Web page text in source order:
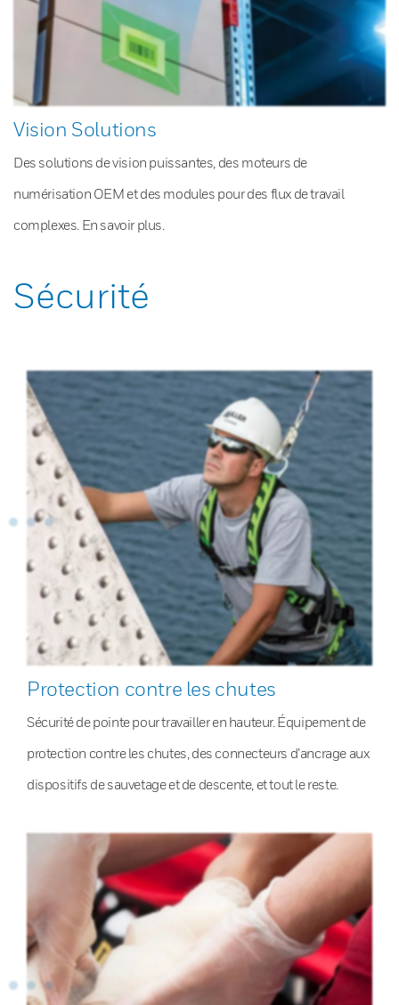
Vision Solutions
Des solutions de vision puissantes, des moteurs de
numérisation OEM et des modules pour des flux de travail
complexes. En savoir plus.
Sécurité
Protection contre les chutes
Sécurité de pointe pour travailler en hauteur. Équipement de
protection contre les chutes, des connecteurs d’ancrage aux
dispositifs de sauvetage et de descente, et tout le reste.